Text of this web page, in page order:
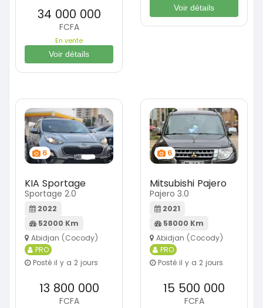
34 000 000
FCFA
En vente
Voir détails
Voir détails
6
KIA Sportage
Sportage 2.0
2022
52000 Km
Abidjan (Cocody)
PRO
Posté il y a 2 jours
13 800 000
FCFA
6
Mitsubishi Pajero
Pajero 3.0
2021
58000 Km
Abidjan (Cocody)
PRO
Posté il y a 2 jours
15 500 000
FCFA